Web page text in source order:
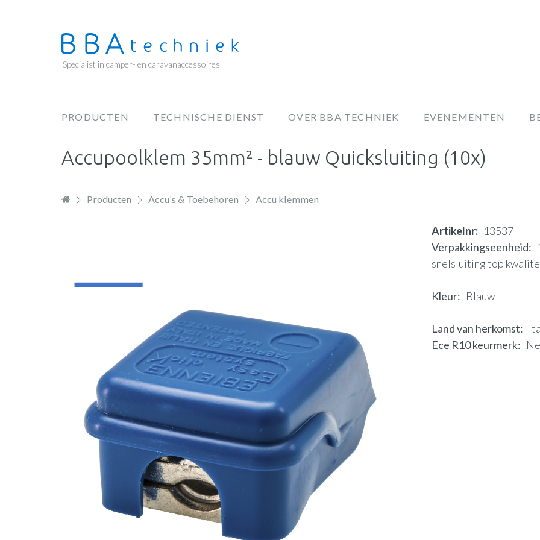
Specialist in camper- en caravanaccessoires
PRODUCTEN TECHNISCHE DIENST OVER BBA TECHNIEK EVENEMENTEN
Accupoolklem 35mm² - blauw Quicksluiting (10x)
Producten Accu’s & Toebehoren Accu klemmen
Artikelnr
13537
Verpakkingseenheid
snelsluiting top
Kleur Blauw
Land van herkomst
Ece R10 keurmerk